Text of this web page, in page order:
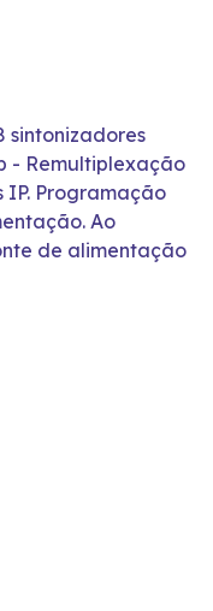
sintonizadores
- Remultiplexação
IP. Programação
Ao
de alimentação